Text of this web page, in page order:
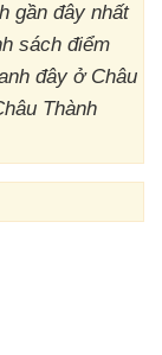
gần đây nhất
sách điểm
đây ở Châu
Thành